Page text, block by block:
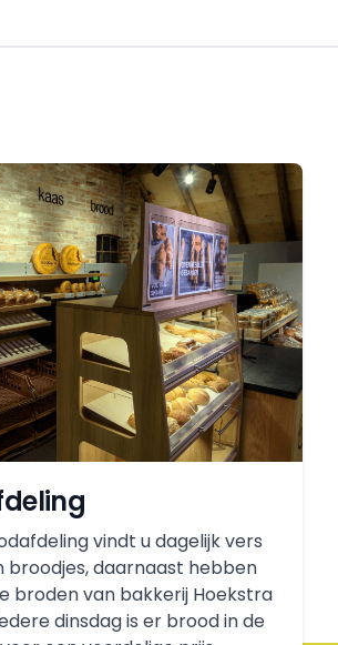
vindt u dagelijk vers
broodjes, daarnaast hebben
broden van bakkerij Hoekstra
dinsdag is er brood in de